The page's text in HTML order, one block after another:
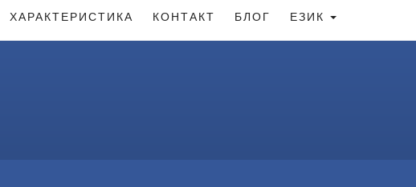
ХАРАКТЕРИСТИКА КОНТАКТ БЛОГ ЕЗИК